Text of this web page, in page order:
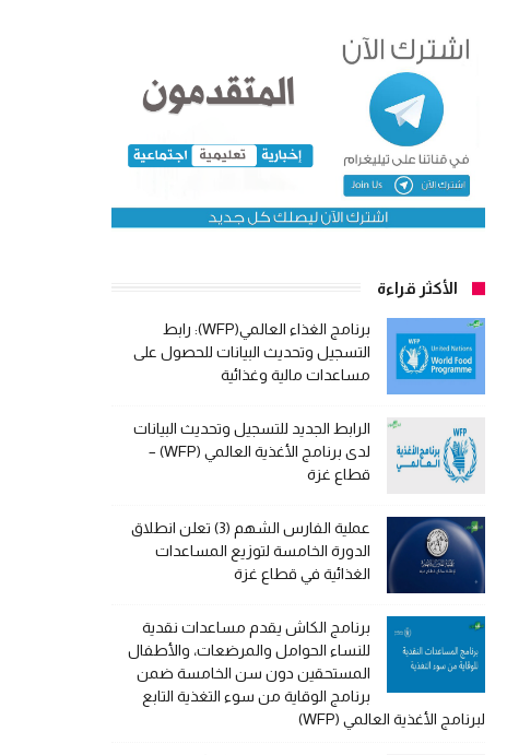
الأكثر قراءة
برنامج الغذاء العالمي(WFP): رابط
التسجيل وتحديث البيانات للحصول على
مساعدات مالية وغذائية
الرابط الجديد للتسجيل وتحديث البيانات
لدى برنامج الأغذية العالمي (WFP) –
قطاع غزة
عملية الفارس الشهم (3) تعلن انطلاق
الدورة الخامسة لتوزيع المساعدات
الغذائية في قطاع غزة
برنامج الكاش يقدم مساعدات نقدية
للنساء الحوامل والمرضعات، والأطفال
المستحقين دون سن الخامسة ضمن
برنامج الوقاية من سوء التغذية التابع
لبرنامج الأغذية العالمي (WFP)